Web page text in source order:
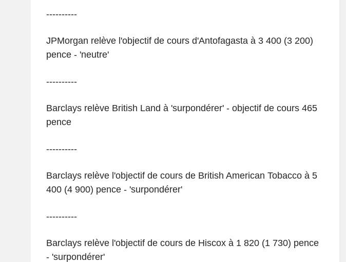
----------
JPMorgan relève l'objectif de cours d'Antofagasta à 3 400 (3 200)
pence - 'neutre'
----------
Barclays relève British Land à 'surpondérer' - objectif de cours 465
pence
----------
Barclays relève l'objectif de cours de British American Tobacco à 5
400 (4 900) pence - 'surpondérer'
----------
Barclays relève l'objectif de cours de Hiscox à 1 820 (1 730) pence
- 'surpondérer'